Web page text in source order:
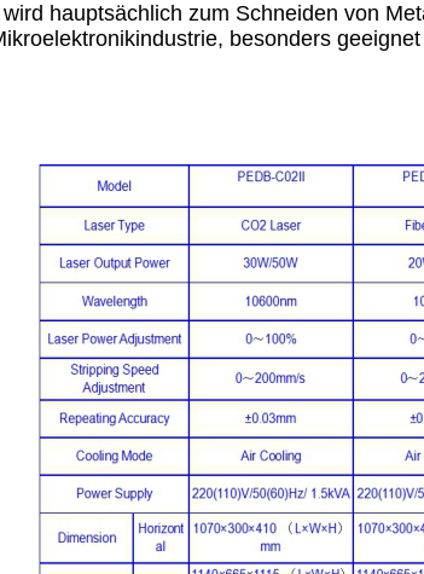
hauptsächlich zum Schneiden von
besonders